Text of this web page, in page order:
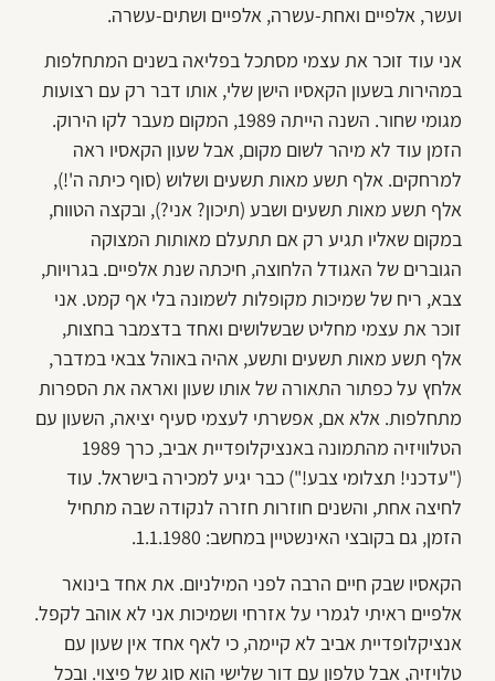
ועשר, אלפיים ואחת-עשרה, אלפיים ושתים-עשרה.
אני עוד זוכר את עצמי מסתכל בפליאה בשנים המתחלפות
במהירות בשעון הקאסיו הישן שלי, אותו דבר רק עם רצועות
מגומי שחור. השנה הייתה 1989, המקום מעבר לקו הירוק.
הזמן עוד לא מיהר לשום מקום, אבל שעון הקאסיו ראה
למרחקים. אלף תשע מאות תשעים ושלוש (סוף כיתה ה'!),
אלף תשע מאות תשעים ושבע (תיכון? אני?), ובקצה הטווח,
במקום שאליו תגיע רק אם תתעלם מאותות המצוקה
הגוברים של האגודל הלחוצה, חיכתה שנת אלפיים. בגרויות,
צבא, ריח של שמיכות מקופלות לשמונה בלי אף קמט. אני
זוכר את עצמי מחליט שבשלושים ואחד בדצמבר בחצות,
אלף תשע מאות תשעים ותשע, אהיה באוהל צבאי במדבר,
אלחץ על כפתור התאורה של אותו שעון ואראה את הספרות
מתחלפות. אלא אם, אפשרתי לעצמי סעיף יציאה, השעון עם
הטלוויזיה מהתמונה באנציקלופדיית אביב, כרך 1989
("עדכני! תצלומי צבע!") כבר יגיע למכירה בישראל. עוד
לחיצה אחת, והשנים חוזרות חזרה לנקודה שבה מתחיל
הזמן, גם בקובצי האינשטיין במחשב: 1.1.1980.
הקאסיו שבק חיים הרבה לפני המילניום. את אחד בינואר
אלפיים ראיתי לגמרי על אזרחי ושמיכות אני לא אוהב לקפל.
אנציקלופדיית אביב לא קיימה, כי לאף אחד אין שעון עם
טלויזיה, אבל טלפון עם דור שלישי הוא סוג של פיצוי. ובכל